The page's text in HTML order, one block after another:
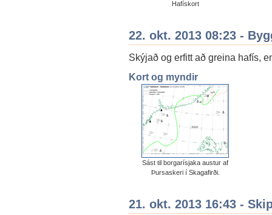
Hafískort
22. okt. 2013 08:23 -
Skýjað og erfitt að greina hafís,
Kort og myndir
Sást til borgarísjaka austur af
Þursaskeri í Skagafirði.
21. okt. 2013 16:43 -